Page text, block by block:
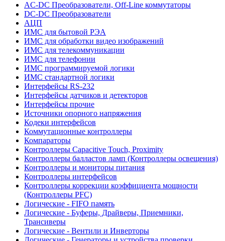
AC-DC Преобразователи, Off-Line коммутаторы
DC-DC Преобразователи
АЦП
ИМС для бытовой РЭА
ИМС для обработки видео изображений
ИМС для телекоммуникации
ИМС для телефонии
ИМС программируемой логики
ИМС стандартной логики
Интерфейсы RS-232
Интерфейсы датчиков и детекторов
Интерфейсы прочие
Источники опорного напряжения
Кодеки интерфейсов
Коммутационные контроллеры
Компараторы
Контроллеры Capacitive Touch, Proximity
Контроллеры балластов ламп (Контроллеры освещения)
Контроллеры и мониторы питания
Контроллеры интерфейсов
Контроллеры коррекции коэффициента мощности
(Контроллеры PFC)
Логические - FIFO память
Логические - Буферы, Драйверы, Приемники,
Трансиверы
Логические - Вентили и Инверторы